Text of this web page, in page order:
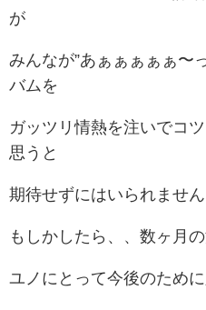
が
みんなが”あぁぁぁぁぁ
バムを
ガッツリ情熱を注いでコ
思うと
期待せずにはいられませ
もしかしたら、、数ヶ月
ユノにとって今後のため